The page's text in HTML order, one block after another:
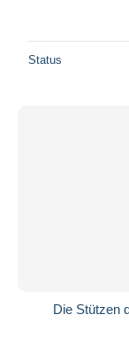
Status
Die Stützen